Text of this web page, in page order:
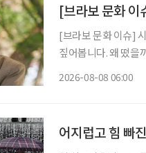
[브라보 문화 이
[브라보 문화 이슈]
짚어봅니다. 왜 떴을까? 유방암 투병을 겪고 지난해 방송에 복귀한 개그우먼 박미선이 더욱
2026-08-08 06:00
어지럽고 힘 빠